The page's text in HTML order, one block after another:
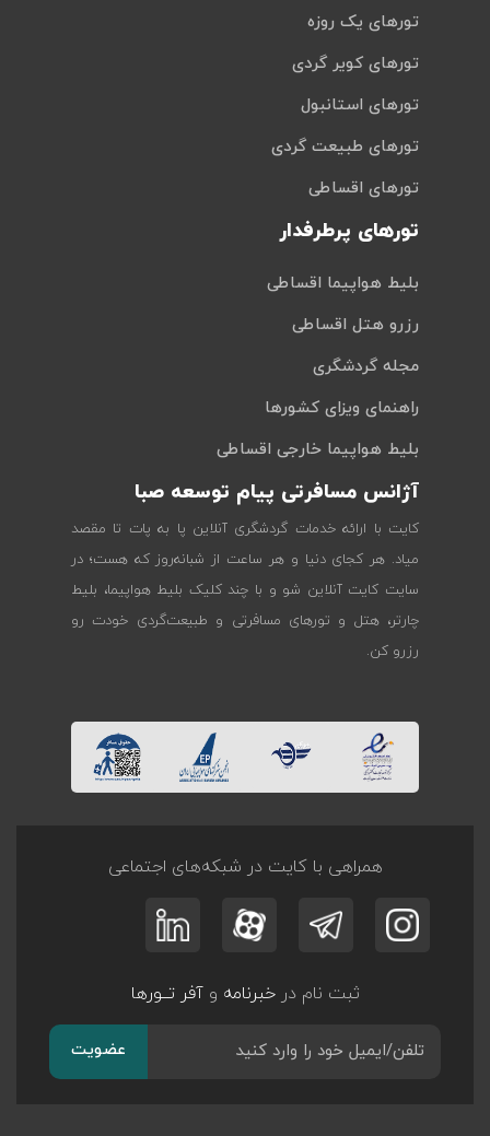
تورهای یک روزه
تورهای کویر گردی
تورهای استانبول
تورهای طبیعت گردی
تورهای اقساطی
تورهای پرطرفدار
بلیط هواپیما اقساطی
رزرو هتل اقساطی
مجله گردشگری
راهنمای ویزای کشورها
بلیط هواپیما خارجی اقساطی
آژانس مسافرتی پیام توسعه صبا
کایت با ارائه خدمات گردشگری آنلاین پا به پات تا مقصد
میاد. هر کجای دنیا و هر ساعت از شبانه‌روز که هست؛ در
سایت کایت آنلاین شو و با چند کلیک بلیط هواپیما، بلیط
چارتر، هتل و تورهای مسافرتی و طبیعت‌گردی خودت رو
رزرو کن.
همراهی با کایت در شبکه‌های اجتماعی
ثبت نام درخبرنامه وآفر تــورها
عضویت